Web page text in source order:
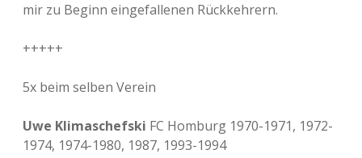
mir zu Beginn eingefallenen Rückkehrern.
+++++
5x beim selben Verein
Uwe Klimaschefski FC Homburg 1970-1971, 1972-
1974, 1974-1980, 1987, 1993-1994